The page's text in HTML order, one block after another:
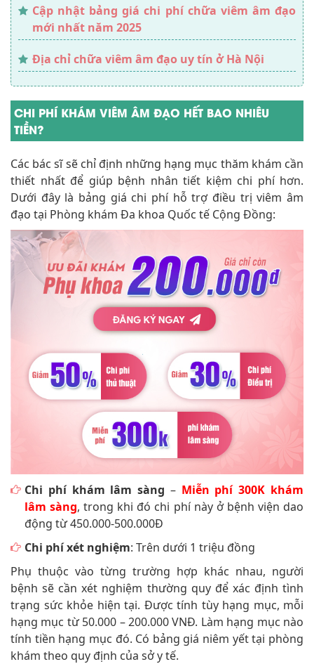
Cập nhật bảng giá chi phí chữa viêm âm đạo
mới nhất năm 2025
Địa chỉ chữa viêm âm đạo uy tín ở Hà Nội
CHI PHÍ KHÁM VIÊM ÂM ĐẠO HẾT BAO NHIÊU
TIỀN?
Các bác sĩ sẽ chỉ định những hạng mục thăm khám cần
thiết nhất để giúp bệnh nhân tiết kiệm chi phí hơn.
Dưới đây là bảng giá chi phí hỗ trợ điều trị viêm âm
đạo tại Phòng khám Đa khoa Quốc tế Cộng Đồng:
Chi phí khám lâm sàng – Miễn phí 300K khám
lâm sàng, trong khi đó chi phí này ở bệnh viện dao
động từ 450.000-500.000Đ
Chi phí xét nghiệm: Trên dưới 1 triệu đồng
Phụ thuộc vào từng trường hợp khác nhau, người
bệnh sẽ cần xét nghiệm thường quy để xác định tình
trạng sức khỏe hiện tại. Được tính tùy hạng mục, mỗi
hạng mục từ 50.000 – 200.000 VNĐ. Làm hạng mục nào
tính tiền hạng mục đó. Có bảng giá niêm yết tại phòng
khám theo quy định của sở y tế.